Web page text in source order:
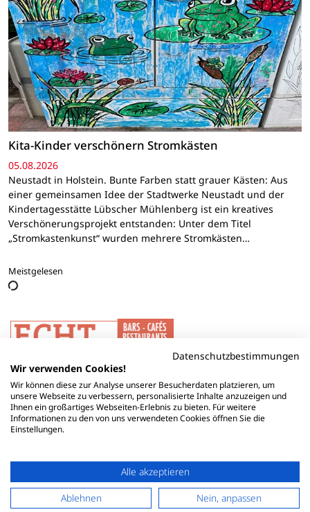
Kita-Kinder verschönern Stromkästen
05.08.2026
Neustadt in Holstein. Bunte Farben statt grauer Kästen: Aus
einer gemeinsamen Idee der Stadtwerke Neustadt und der
Kindertagesstätte Lübscher Mühlenberg ist ein kreatives
Verschönerungsprojekt entstanden: Unter dem Titel
„Stromkastenkunst“ wurden mehrere Stromkästen…
Meistgelesen
Datenschutzbestimmungen
Wir verwenden Cookies!
Wir können diese zur Analyse unserer Besucherdaten platzieren, um
unsere Webseite zu verbessern, personalisierte Inhalte anzuzeigen und
Ihnen ein großartiges Webseiten-Erlebnis zu bieten. Für weitere
Informationen zu den von uns verwendeten Cookies öffnen Sie die
Einstellungen.
Alle akzeptieren
Ablehnen
Nein, anpassen